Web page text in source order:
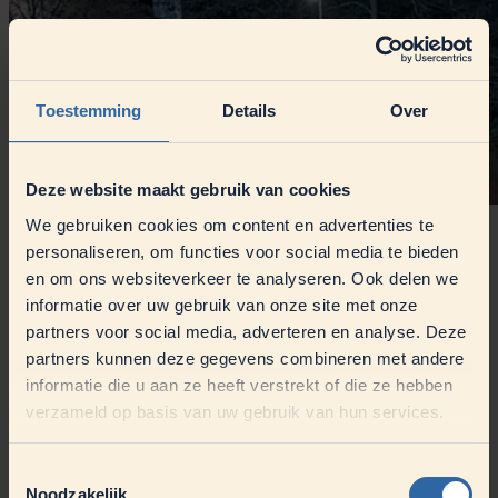
Toestemming Details Over
Deze website maakt gebruik van cookies
We gebruiken cookies om content en advertenties te
personaliseren, om functies voor social media te bieden
en om ons websiteverkeer te analyseren. Ook delen we
informatie over uw gebruik van onze site met onze
partners voor social media, adverteren en analyse. Deze
partners kunnen deze gegevens combineren met andere
informatie die u aan ze heeft verstrekt of die ze hebben
verzameld op basis van uw gebruik van hun services.
Noodzakelijk
De bouw van het nieuwe gebouw in een time-lapsevideo.